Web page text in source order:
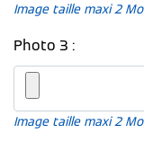
Image taille maxi 2 Mo
Photo 3 :
Image taille maxi 2 Mo